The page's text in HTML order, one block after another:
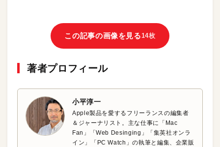
この記事の画像を見る14枚
著者プロフィール
小平淳一
Apple製品を愛するフリーランスの編集者
＆ジャーナリスト。主な仕事に「Mac
Fan」「Web Desinging」「集英社オンラ
イン」「PC Watch」の執筆と編集、企業販